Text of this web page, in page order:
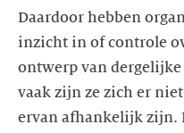
Daardoor hebben
inzicht in of controle
ontwerp van dergelijke
vaak zijn ze zich er
ervan afhankelijk zijn.